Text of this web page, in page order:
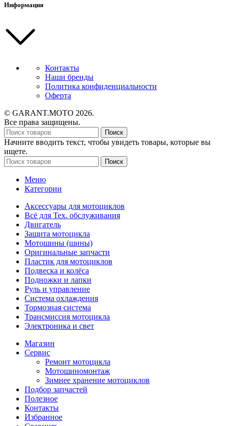
Информация
Контакты
Наши бренды
Политика конфиденциальности
Оферта
© GARANT.MOTO 2026.
Все права защищены.
Поиск
Начните вводить текст, чтобы увидеть товары, которые вы
ищете.
Поиск
Меню
Категории
Аксессуары для мотоциклов
Всё для Тех. обслуживания
Двигатель
Защита мотоцикла
Мотошины (шины)
Оригинальные запчасти
Пластик для мотоциклов
Подвеска и колёса
Подножки и лапки
Руль и управление
Система охлаждения
Тормозная система
Трансмиссия мотоцикла
Электроника и свет
Магазин
Сервис
Ремонт мотоцикла
Мотошиномонтаж
Зимнее хранение мотоциклов
Подбор запчастей
Полезное
Контакты
Избранное